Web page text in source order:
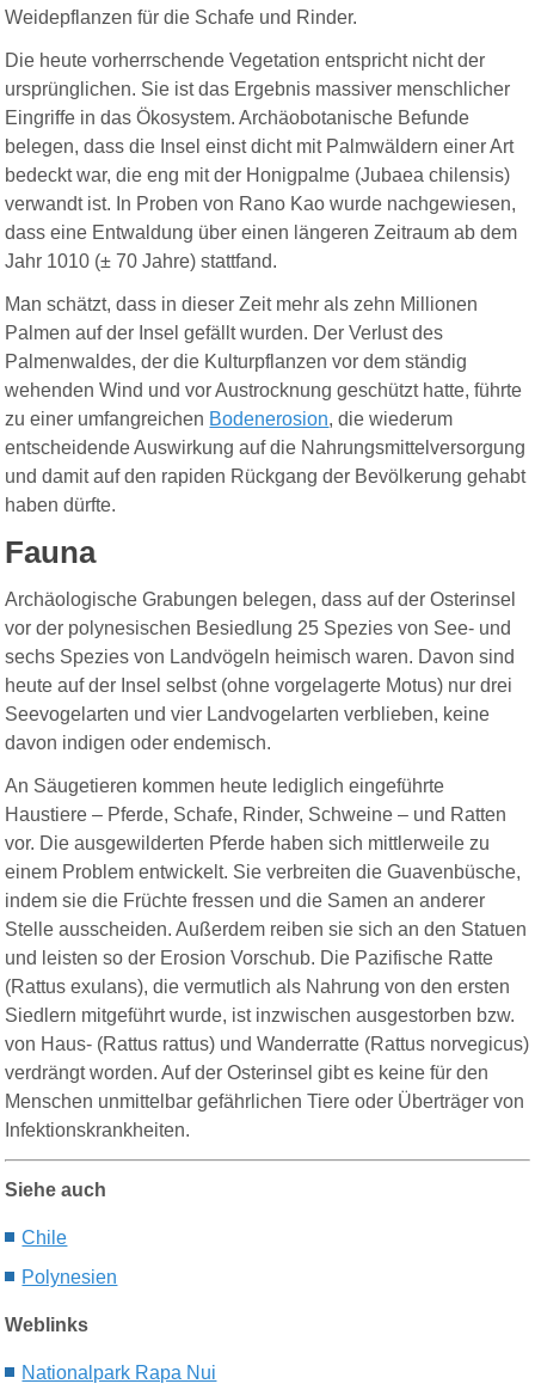
Weidepflanzen für die Schafe und Rinder.
Die heute vorherrschende Vegetation entspricht nicht der
ursprünglichen. Sie ist das Ergebnis massiver menschlicher
Eingriffe in das Ökosystem. Archäobotanische Befunde
belegen, dass die Insel einst dicht mit Palmwäldern einer Art
bedeckt war, die eng mit der Honigpalme (Jubaea chilensis)
verwandt ist. In Proben von Rano Kao wurde nachgewiesen,
dass eine Entwaldung über einen längeren Zeitraum ab dem
Jahr 1010 (± 70 Jahre) stattfand.
Man schätzt, dass in dieser Zeit mehr als zehn Millionen
Palmen auf der Insel gefällt wurden. Der Verlust des
Palmenwaldes, der die Kulturpflanzen vor dem ständig
wehenden Wind und vor Austrocknung geschützt hatte, führte
zu einer umfangreichen Bodenerosion, die wiederum
entscheidende Auswirkung auf die Nahrungsmittelversorgung
und damit auf den rapiden Rückgang der Bevölkerung gehabt
haben dürfte.
Fauna
Archäologische Grabungen belegen, dass auf der Osterinsel
vor der polynesischen Besiedlung 25 Spezies von See- und
sechs Spezies von Landvögeln heimisch waren. Davon sind
heute auf der Insel selbst (ohne vorgelagerte Motus) nur drei
Seevogelarten und vier Landvogelarten verblieben, keine
davon indigen oder endemisch.
An Säugetieren kommen heute lediglich eingeführte
Haustiere – Pferde, Schafe, Rinder, Schweine – und Ratten
vor. Die ausgewilderten Pferde haben sich mittlerweile zu
einem Problem entwickelt. Sie verbreiten die Guavenbüsche,
indem sie die Früchte fressen und die Samen an anderer
Stelle ausscheiden. Außerdem reiben sie sich an den Statuen
und leisten so der Erosion Vorschub. Die Pazifische Ratte
(Rattus exulans), die vermutlich als Nahrung von den ersten
Siedlern mitgeführt wurde, ist inzwischen ausgestorben bzw.
von Haus- (Rattus rattus) und Wanderratte (Rattus norvegicus)
verdrängt worden. Auf der Osterinsel gibt es keine für den
Menschen unmittelbar gefährlichen Tiere oder Überträger von
Infektionskrankheiten.
Siehe auch
Chile
Polynesien
Weblinks
Nationalpark Rapa Nui